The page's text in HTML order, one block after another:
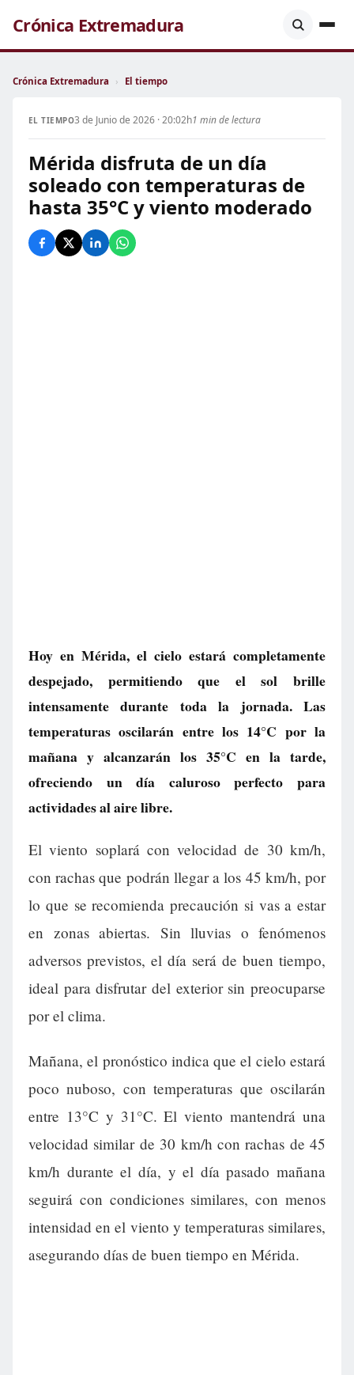
Crónica Extremadura
Crónica Extremadura › El tiempo
EL TIEMPO3 de Junio de 2026 · 20:02h1 min de lectura
Mérida disfruta de un día
soleado con temperaturas de
hasta 35°C y viento moderado
Hoy en Mérida, el cielo estará completamente
despejado, permitiendo que el sol brille
intensamente durante toda la jornada. Las
temperaturas oscilarán entre los 14°C por la
mañana y alcanzarán los 35°C en la tarde,
ofreciendo un día caluroso perfecto para
actividades al aire libre.
El viento soplará con velocidad de 30 km/h,
con rachas que podrán llegar a los 45 km/h, por
lo que se recomienda precaución si vas a estar
en zonas abiertas. Sin lluvias o fenómenos
adversos previstos, el día será de buen tiempo,
ideal para disfrutar del exterior sin preocuparse
por el clima.
Mañana, el pronóstico indica que el cielo estará
poco nuboso, con temperaturas que oscilarán
entre 13°C y 31°C. El viento mantendrá una
velocidad similar de 30 km/h con rachas de 45
km/h durante el día, y el día pasado mañana
seguirá con condiciones similares, con menos
intensidad en el viento y temperaturas similares,
asegurando días de buen tiempo en Mérida.